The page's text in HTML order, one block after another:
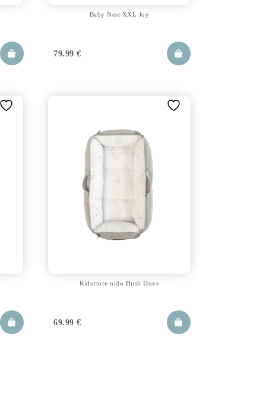
Baby Nest XXL Joy
79.99€
Riduttore nido Hush Dove
69.99€